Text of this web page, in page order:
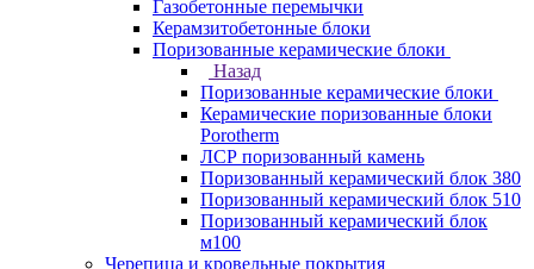
Газобетонные перемычки
Керамзитобетонные блоки
Поризованные керамические блоки
Назад
Поризованные керамические блоки
Керамические поризованные блоки
Porotherm
ЛСР поризованный камень
Поризованный керамический блок 380
Поризованный керамический блок 510
Поризованный керамический блок
м100
Черепица и кровельные покрытия